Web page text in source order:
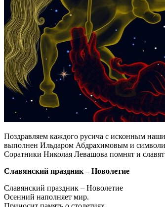
Поздравляем каждого русича с исконным
выполнен Ильдаром Абдрахимовым и
Соратники Николая Левашова помнят и
Славянский праздник – Новолетие
Славянский праздник – Новолетие
Осенний наполняет мир.